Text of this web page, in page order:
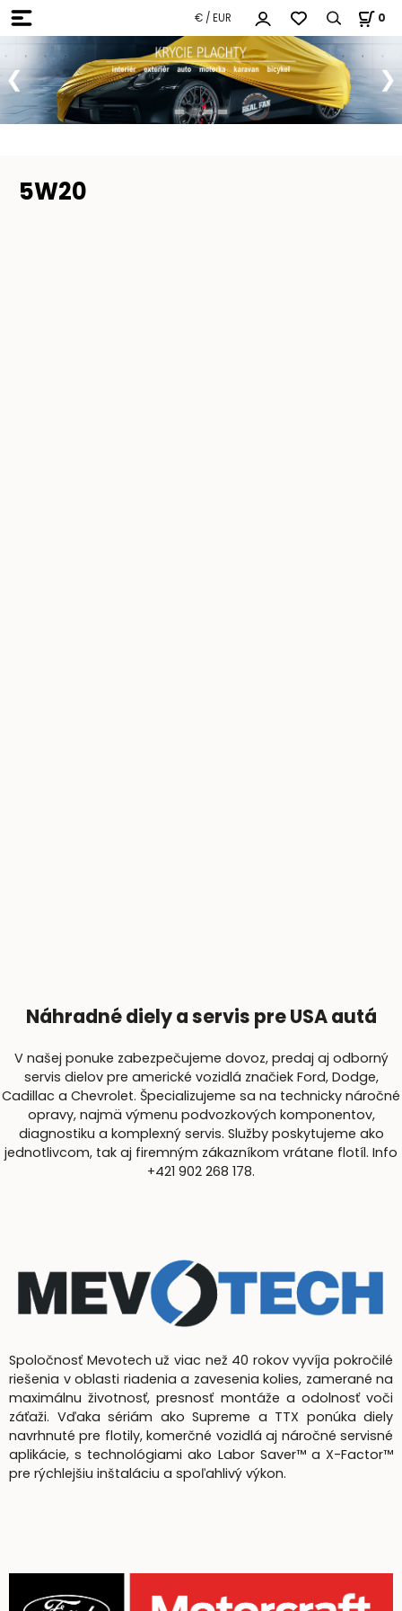
€ / EUR 0
5W20
Náhradné diely a servis pre USA autá
V našej ponuke zabezpečujeme dovoz, predaj aj odborný
servis dielov pre americké vozidlá značiek Ford, Dodge,
Cadillac a Chevrolet. Špecializujeme sa na technicky náročné
opravy, najmä výmenu podvozkových komponentov,
diagnostiku a komplexný servis. Služby poskytujeme ako
jednotlivcom, tak aj firemným zákazníkom vrátane flotíl. Info
+421 902 268 178.
Spoločnosť Mevotech už viac než 40 rokov vyvíja pokročilé
riešenia v oblasti riadenia a zavesenia kolies, zamerané na
maximálnu životnosť, presnosť montáže a odolnosť voči
záťaži. Vďaka sériám ako Supreme a TTX ponúka diely
navrhnuté pre flotily, komerčné vozidlá aj náročné servisné
aplikácie, s technológiami ako Labor Saver™ a X-Factor™
pre rýchlejšiu inštaláciu a spoľahlivý výkon.